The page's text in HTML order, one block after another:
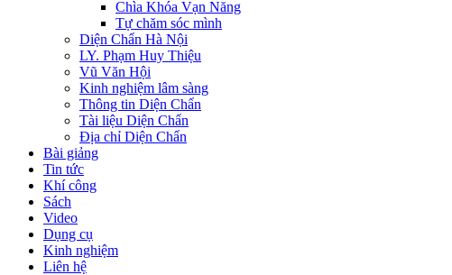
Chìa Khóa Vạn Năng
Tự chăm sóc mình
Diện Chẩn Hà Nội
LY. Phạm Huy Thiệu
Vũ Văn Hội
Kinh nghiệm lâm sàng
Thông tin Diện Chẩn
Tài liệu Diện Chẩn
Địa chỉ Diện Chẩn
Bài giảng
Tin tức
Khí công
Sách
Video
Dụng cụ
Kinh nghiệm
Liên hệ